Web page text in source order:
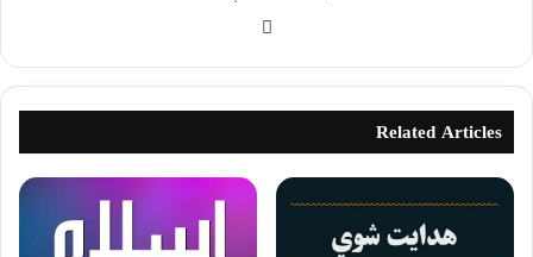
Related Articles